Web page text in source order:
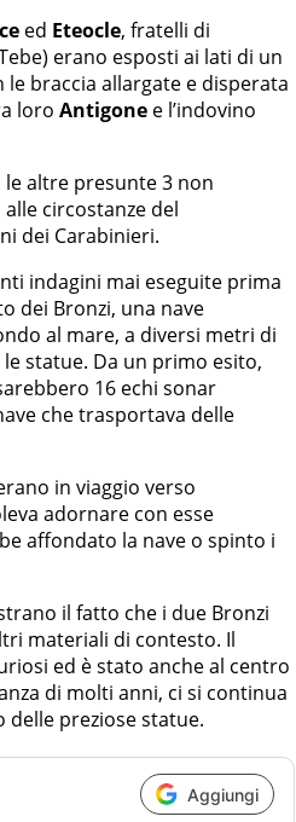
ed Eteocle, fratelli di
erano esposti ai lati di un
le braccia allargate e disperata
loro Antigone e l’indovino
altre presunte 3 non
circostanze del
dei Carabinieri.
indagini mai eseguite prima
dei Bronzi, una nave
al mare, a diversi metri di
statue. Da un primo esito,
16 echi sonar
che trasportava delle
in viaggio verso
adornare con esse
affondato la nave o spinto i
il fatto che i due Bronzi
materiali di contesto. Il
ed è stato anche al centro
di molti anni, ci si continua
preziose statue.
Aggiungi